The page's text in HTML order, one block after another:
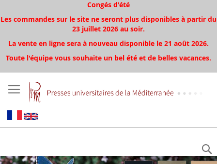
Congés d'été
Les commandes sur le site ne seront plus disponibles à partir du
23 juillet 2026 au soir.
La vente en ligne sera à nouveau disponible le 21 août 2026.
Toute l'équipe vous souhaite un bel été et de belles vacances.